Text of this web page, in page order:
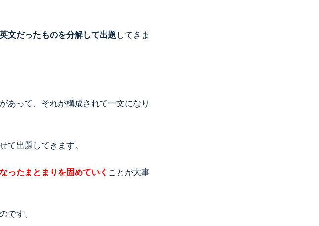
文だったものを分解して出題 してきま
があって、それが構成されて一文になり
て出題してきます。
ったまとまりを固めていく ことが大事
のです。